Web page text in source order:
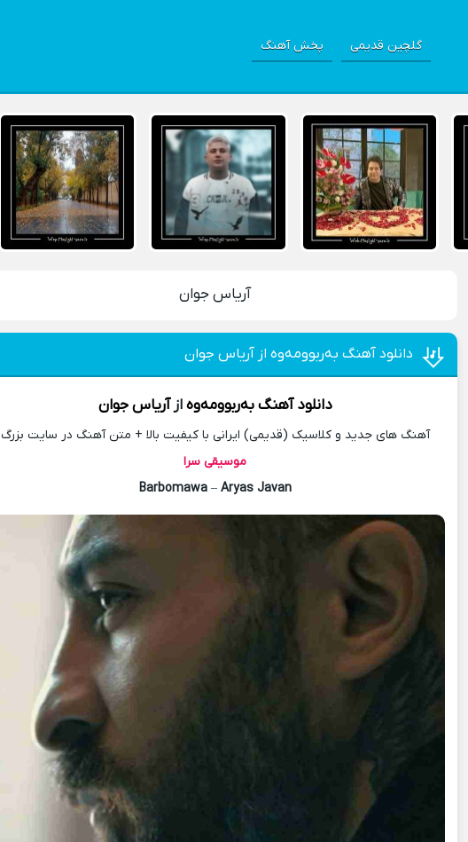
گلچین قدیمی پخش آهنگ
آریاس جوان
دانلود آهنگ به‌ربوومه‌وه از آریاس جوان
دانلود آهنگبه‌ربوومه‌وهازآریاس جوان
آهنگ های جدید و کلاسیک (قدیمی) ایرانی با کیفیت بالا + متن آهنگ در سایت بزرگ
موسیقی سرا
Barbomawa– Aryas Javan